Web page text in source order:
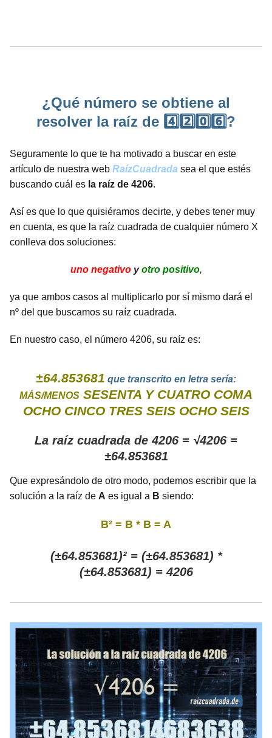
¿Qué número se obtiene al
resolver la raíz de 4️⃣2️⃣0️⃣6️⃣?
Seguramente lo que te ha motivado a buscar en este
artículo de nuestra web RaízCuadrada sea el que estés
buscando cuál es la raíz de 4206.
Así es que lo que quisiéramos decirte, y debes tener muy
en cuenta, es que la raíz cuadrada de cualquier número X
conlleva dos soluciones:
uno negativoyotro positivo,
ya que ambos casos al multiplicarlo por sí mismo dará el
nº del que buscamos su raíz cuadrada.
En nuestro caso, el número 4206, su raíz es:
±64.853681 que transcrito en letra sería:
MÁS/MENOS SESENTA Y CUATRO COMA
OCHO CINCO TRES SEIS OCHO SEIS
La raíz cuadrada de 4206 = √4206 =
±64.853681
Que expresándolo de otro modo, podemos escribir que la
solución a la raíz de A es igual a B siendo:
B² = B * B = A
(±64.853681)² = (±64.853681) *
(±64.853681) = 4206